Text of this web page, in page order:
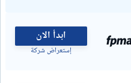
ابدأ الان
إستعراض شركة